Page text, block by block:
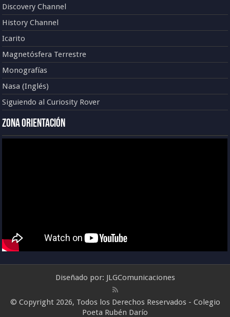
Discovery Channel
History Channel
Icarito
Magnetósfera Terrestre
Monografías
Nasa (Inglés)
Siguiendo al Curiosity Rover
Zona Orientación
Diseñado por: JLGComunicaciones
© Copyright 2026, Todos los Derechos Reservados - Colegio
Poeta Rubén Darío